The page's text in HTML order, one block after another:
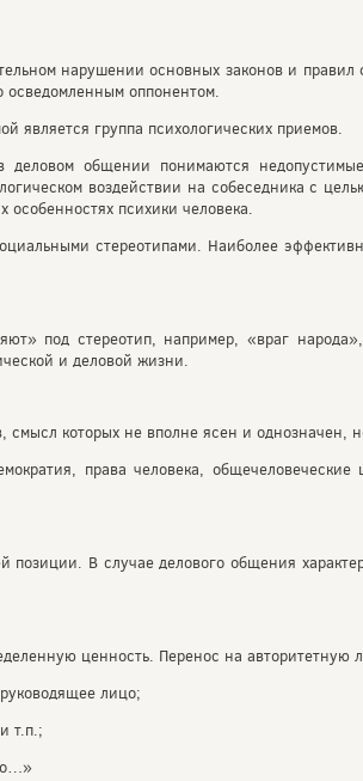
нарушении основных законов и
осведомленным оппонентом.
является группа психологических приемов.
деловом общении понимаются
воздействии на собеседника с
психики человека.
стереотипами. Наиболее
под стереотип, например, «враг
и деловой жизни.
смысл которых не вполне ясен и
права человека,
позиции. В случае делового общения
ценность. Перенос на авторитетную
лицо;
т.п.;